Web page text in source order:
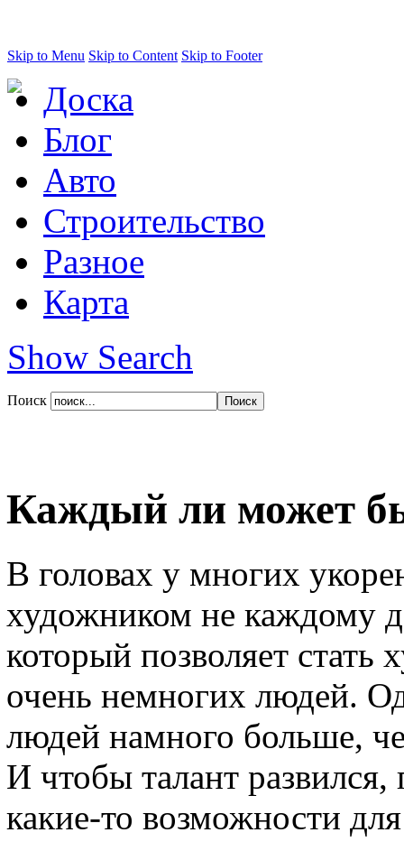
Skip to Menu Skip to Content Skip to Footer
Доска
Блог
Авто
Строительство
Разное
Карта
Show Search
Поиск
Каждый ли может
В головах у многих
художником не каждому
который позволяет стать
очень немногих людей.
людей намного больше,
И чтобы талант
какие-то возможности